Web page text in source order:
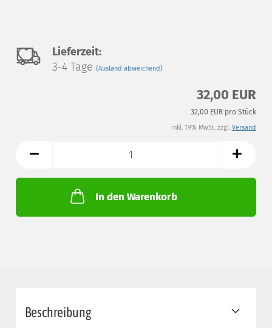
Auf
den
Lieferzeit:
3-4 Tage(Ausland abweichend)
32,00 EUR
32,00 EUR pro Stück
inkl. 19% MwSt. zzgl. Versand
In den Warenkorb
Beschreibung